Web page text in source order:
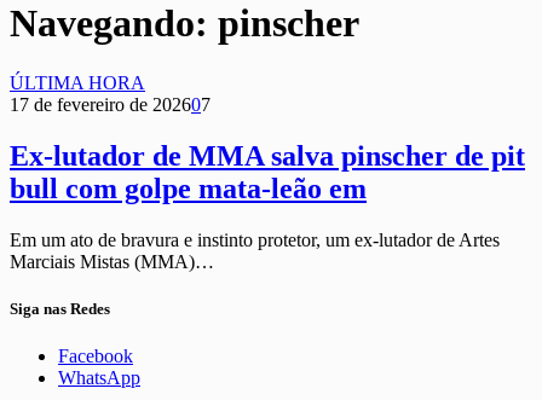
Navegando: pinscher
ÚLTIMA HORA
17 de fevereiro de 202607
Ex-lutador de MMA salva pinscher de pit
bull com golpe mata-leão em
Em um ato de bravura e instinto protetor, um ex-lutador de Artes
Marciais Mistas (MMA)…
Siga nas Redes
Facebook
WhatsApp